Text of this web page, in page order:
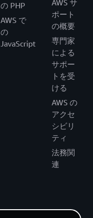
の PHP
AWS で
の
JavaScript
AWS サ
ポート
の概要
専門家
による
サポー
トを受
ける
AWS の
アクセ
シビリ
ティ
法務関
連